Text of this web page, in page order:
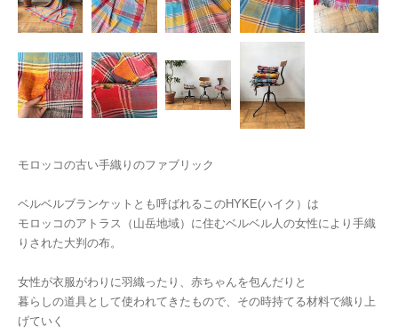
モロッコの古い手織りのファブリック
ベルベルブランケットとも呼ばれるこのHYKE(ハイク）は
モロッコのアトラス（山岳地域）に住むベルベル人の女性により手織
りされた大判の布。
女性が衣服がわりに羽織ったり、赤ちゃんを包んだりと
暮らしの道具として使われてきたもので、その時持てる材料で織り上
げていく